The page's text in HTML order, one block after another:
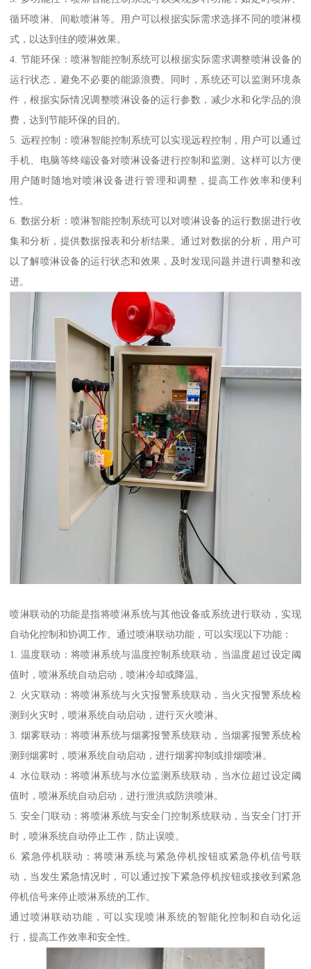
循环喷淋、间歇喷淋等。用户可以根据实际需求选择不同的喷淋模
式，以达到佳的喷淋效果。
4. 节能环保：喷淋智能控制系统可以根据实际需求调整喷淋设备的
运行状态，避免不必要的能源浪费。同时，系统还可以监测环境条
件，根据实际情况调整喷淋设备的运行参数，减少水和化学品的浪
费，达到节能环保的目的。
5. 远程控制：喷淋智能控制系统可以实现远程控制，用户可以通过
手机、电脑等终端设备对喷淋设备进行控制和监测。这样可以方便
用户随时随地对喷淋设备进行管理和调整，提高工作效率和便利
性。
6. 数据分析：喷淋智能控制系统可以对喷淋设备的运行数据进行收
集和分析，提供数据报表和分析结果。通过对数据的分析，用户可
以了解喷淋设备的运行状态和效果，及时发现问题并进行调整和改
进。
喷淋联动的功能是指将喷淋系统与其他设备或系统进行联动，实现
自动化控制和协调工作。通过喷淋联动功能，可以实现以下功能：
1. 温度联动：将喷淋系统与温度控制系统联动，当温度超过设定阈
值时，喷淋系统自动启动，喷淋冷却或降温。
2. 火灾联动：将喷淋系统与火灾报警系统联动，当火灾报警系统检
测到火灾时，喷淋系统自动启动，进行灭火喷淋。
3. 烟雾联动：将喷淋系统与烟雾报警系统联动，当烟雾报警系统检
测到烟雾时，喷淋系统自动启动，进行烟雾抑制或排烟喷淋。
4. 水位联动：将喷淋系统与水位监测系统联动，当水位超过设定阈
值时，喷淋系统自动启动，进行泄洪或防洪喷淋。
5. 安全门联动：将喷淋系统与安全门控制系统联动，当安全门打开
时，喷淋系统自动停止工作，防止误喷。
6. 紧急停机联动：将喷淋系统与紧急停机按钮或紧急停机信号联
动，当发生紧急情况时，可以通过按下紧急停机按钮或接收到紧急
停机信号来停止喷淋系统的工作。
通过喷淋联动功能，可以实现喷淋系统的智能化控制和自动化运
行，提高工作效率和安全性。